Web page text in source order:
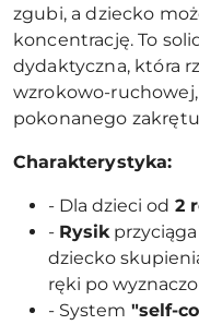
zgubi, a dziecko
koncentrację. To
dydaktyczna, która
wzrokowo-
pokonanego
Charakterystyka:
- Dla dzieci od 2
- Rysik
dziecko
ręki po
- System "self-